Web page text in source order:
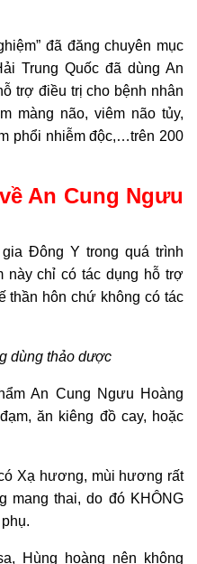
đã đăng chuyên mục
Trung Quốc đã dùng An
trợ điều trị cho bệnh nhân
màng não, viêm não tủy,
phổi nhiễm độc,…trên 200
An Cung Ngưu
Đông Y trong quá trình
này chỉ có tác dụng hỗ trợ
thần hôn chứ không có tác
dùng thảo dược
An Cung Ngưu Hoàng
ăn kiêng đồ cay, hoặc
Xạ hương, mùi hương rất
mang thai, do đó KHÔNG
Hùng hoàng nên không